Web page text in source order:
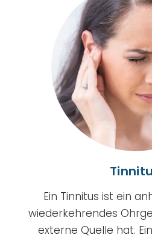
Ein Tinnitus ist ein
wiederkehrendes
externe Quelle hat.